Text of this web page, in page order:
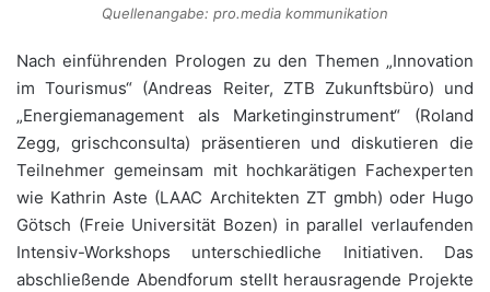
Quellenangabe: pro.media kommunikation
Nach einführenden Prologen zu den Themen „Innovation
im Tourismus“ (Andreas Reiter, ZTB Zukunftsbüro) und
„Energiemanagement als Marketinginstrument“ (Roland
Zegg, grischconsulta) präsentieren und diskutieren die
Teilnehmer gemeinsam mit hochkarätigen Fachexperten
wie Kathrin Aste (LAAC Architekten ZT gmbh) oder Hugo
Götsch (Freie Universität Bozen) in parallel verlaufenden
Intensiv-Workshops unterschiedliche Initiativen. Das
abschließende Abendforum stellt herausragende Projekte